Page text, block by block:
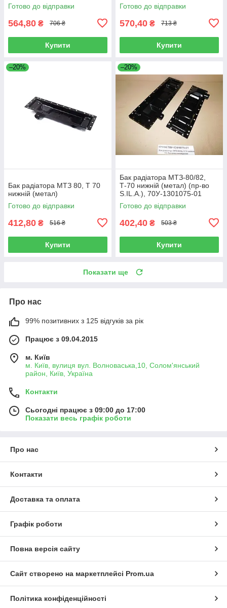
Готово до відправки
564,80 ₴ 706 ₴
Купити
Готово до відправки
570,40 ₴ 713 ₴
Купити
–20%
Бак радіатора МТЗ 80, Т 70
нижній (метал)
Готово до відправки
412,80 ₴ 516 ₴
Купити
–20%
Бак радіатора МТЗ-80/82,
Т-70 нижній (метал) (пр-во
S.IL.A.), 70У-1301075-01
Готово до відправки
402,40 ₴ 503 ₴
Купити
Показати ще
Про нас
99% позитивних з 125 відгуків за рік
Працює з 09.04.2015
м. Київ
м. Київ, вулиця вул. Волноваська,10, Солом'янський
район, Київ, Україна
Контакти
Сьогодні працює з 09:00 до 17:00
Показати весь графік роботи
Про нас
Контакти
Доставка та оплата
Графік роботи
Повна версія сайту
Сайт створено на маркетплейсі Prom.ua
Політика конфіденційності